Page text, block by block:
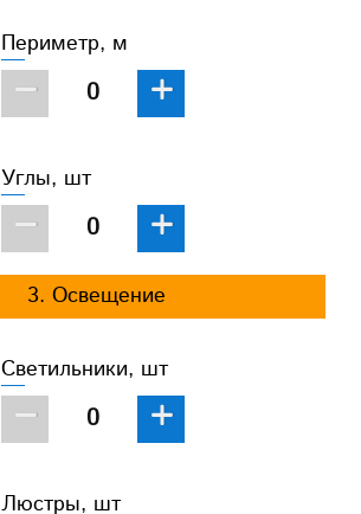
Периметр, м
− +
Углы, шт
− +
3. Освещение
Светильники, шт
− +
Люстры, шт